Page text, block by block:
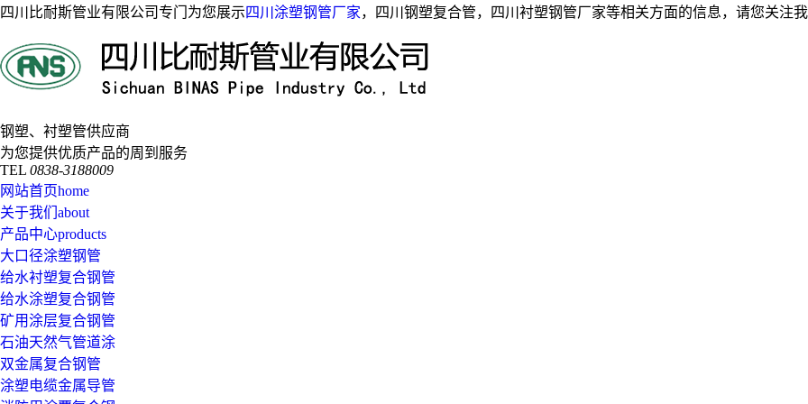
四川比耐斯管业有限公司专门为您展示四川涂塑钢管厂家，四川钢塑复合管，四川衬塑钢管厂家等相关方面的信息，请您关注
钢塑、衬塑管供应商
为您提供优质产品的周到服务
TEL 0838-3188009
网站首页home
关于我们 about
产品中心products
大口径涂塑钢管
给水衬塑复合钢管
给水涂塑复合钢管
矿用涂层复合钢管
石油天然气管道涂
双金属复合钢管
涂塑电缆金属导管